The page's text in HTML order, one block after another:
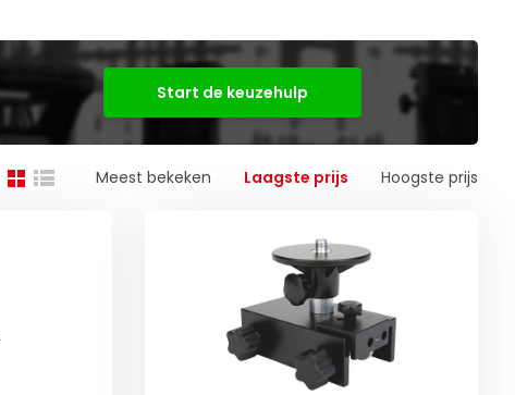
Start de keuzehulp
Meest bekeken Laagste prijs Hoogste prijs